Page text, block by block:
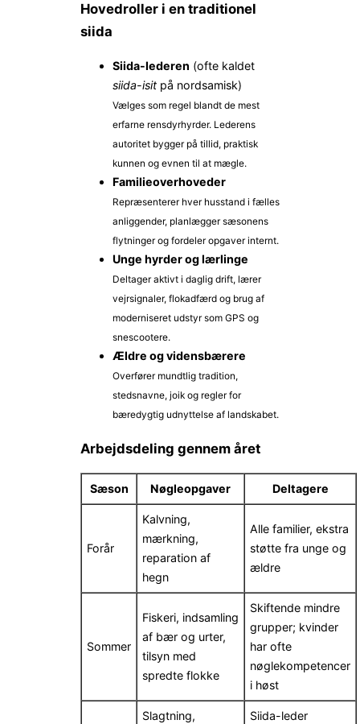
Hovedroller i en traditionel
siida
Siida-lederen (ofte kaldet
siida-isit på nordsamisk)
Vælges som regel blandt de mest
erfarne rensdyrhyrder. Lederens
autoritet bygger på tillid, praktisk
kunnen og evnen til at mægle.
Familieoverhoveder
Repræsenterer hver husstand i fælles
anliggender, planlægger sæsonens
flytninger og fordeler opgaver internt.
Unge hyrder og lærlinge
Deltager aktivt i daglig drift, lærer
vejrsignaler, flokadfærd og brug af
moderniseret udstyr som GPS og
snescootere.
Ældre og vidensbærere
Overfører mundtlig tradition,
stedsnavne, joik og regler for
bæredygtig udnyttelse af landskabet.
Arbejdsdeling gennem året
Sæson Nøgleopgaver Deltagere
Forår
Kalvning,
mærkning,
reparation af
hegn
Alle familier, ekstra
støtte fra unge og
ældre
Sommer
Fiskeri, indsamling
af bær og urter,
tilsyn med
spredte flokke
Skiftende mindre
grupper; kvinder
har ofte
nøglekompetencer
i høst
Slagtning,
Siida-leder